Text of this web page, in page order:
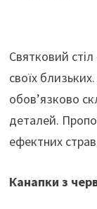
Святковий
своїх
обов’язково
деталей.
ефектних
Канапки з